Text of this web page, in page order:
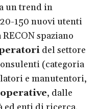
un trend in
150 nuovi utenti
spaziano
del settore
(categoria
e manutentori,
, dalle